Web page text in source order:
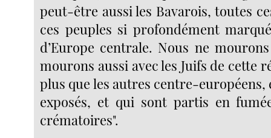
peut-être aussi les Bavarois, toutes
ces peuples si profondément
d’Europe centrale. Nous ne
mourons aussi avec les Juifs de cette
plus que les autres centre-européens,
exposés, et qui sont partis en
crématoires".